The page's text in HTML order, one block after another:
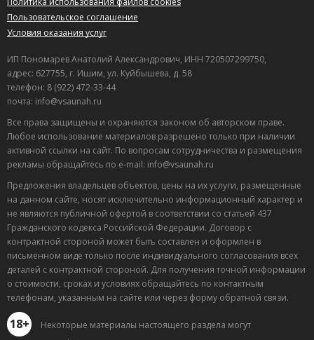
Пользовательское соглашение
Условия оказания услуг
ИП Пономарев Анатолий Александрович, ИНН 720507299750,
адрес: 627755, г. Ишим, ул. Куйбышева, д. 58
телефон: 8 (922) 472-33-44
почта: info@vsaunah.ru
Все права защищены и охраняются законом об авторском праве.
Любое использование материалов разрешено только при наличии
активной ссылки на сайт. По вопросам сотрудничества и размещения
рекламы обращайтесь по e-mail: info@vsaunah.ru
Предложения владельцев объектов, цены на их услуги, размещенные
на данном сайте, носят исключительно информационный характер и
не являются публичной офертой в соответствии со статьей 437
Гражданского кодекса Российской Федерации. Договор с
контрактной стороной может быть составлен и оформлен в
письменном виде только после индивидуального согласования всех
деталей с контрактной стороной. Для получения точной информации
о стоимости, сроках и условиях обращайтесь по контактным
телефонам, указанным на сайте или через форму обратной связи.
18+
Некоторые материалы настоящего раздела могут